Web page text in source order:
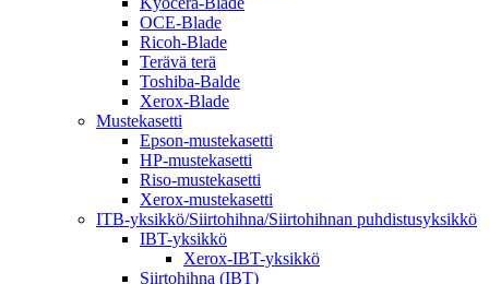
OCE-Blade
Ricoh-Blade
Terävä terä
Toshiba-Balde
Xerox-Blade
Mustekasetti
Epson-mustekasetti
HP-mustekasetti
Riso-mustekasetti
Xerox-mustekasetti
ITB-yksikkö/Siirtohihna/Siirtohihnan puhdistusyksikkö
IBT-yksikkö
Xerox-IBT-yksikkö
Siirtohihna (IBT)